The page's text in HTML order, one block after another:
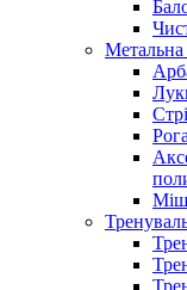
Метальна